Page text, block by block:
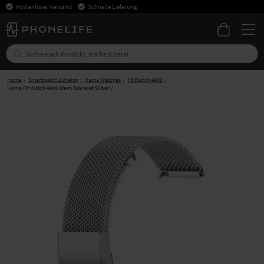
Kostenloser Versand Schnelle Lieferung
Home Smartwatch Zubehör Hama Watches
Fit Watch 4900
Hama Fit Watch 4900 Mesh Bracelet Silber